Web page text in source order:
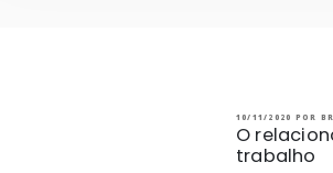
PUBLICADO
10/11/2020 POR
O
trabalho